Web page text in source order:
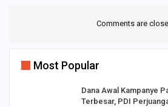
Comments are
Most Popular
Dana Awal Kampanye
Terbesar, PDI